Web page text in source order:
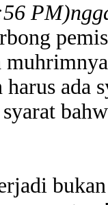
PM)
harus ada